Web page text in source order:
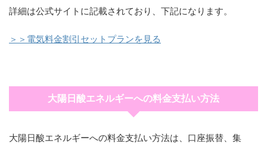
詳細は公式サイトに記載されており、下記になります。
＞＞電気料金割引セットプランを見る
大陽日酸エネルギーへの料金支払い方法
大陽日酸エネルギーへの料金支払い方法は、口座振替、集